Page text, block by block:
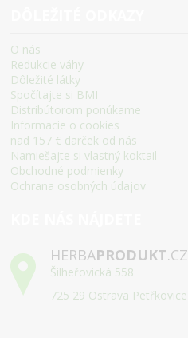
O nás
Redukcie váhy
Dôležité látky
Spočítajte si BMI
Distribútorom ponúkame
Informacie o cookies
nad 157 € darček od nás
Namiešajte si vlastný koktail
Obchodné podmienky
Ochrana osobných údajov
HERBAPRODUKT.CZ
Šilheřovická 558
725 29 Ostrava Petřkovice